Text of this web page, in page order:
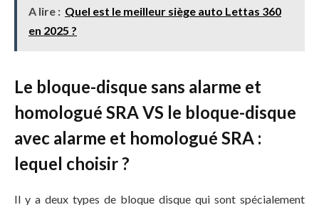
A lire : Quel est le meilleur siège auto Lettas 360
en 2025 ?
Le bloque-disque sans alarme et
homologué SRA VS le bloque-disque
avec alarme et homologué SRA :
lequel choisir ?
Il y a deux types de bloque disque qui sont spécialement